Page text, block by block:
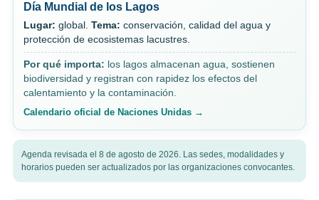
Día Mundial de los Lagos
Lugar: global. Tema: conservación, calidad del agua y
protección de ecosistemas lacustres.
Por qué importa: los lagos almacenan agua, sostienen
biodiversidad y registran con rapidez los efectos del
calentamiento y la contaminación.
Calendario oficial de Naciones Unidas →
Agenda revisada el 8 de agosto de 2026. Las sedes, modalidades y
horarios pueden ser actualizados por las organizaciones convocantes.